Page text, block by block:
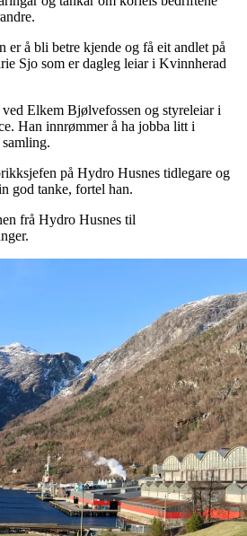
er å bli betre kjende og få eit andlet på
Sjo som er dagleg leiar i Kvinnherad
Elkem Bjølvefossen og styreleiar i
Han innrømmer å ha jobba litt i
på Hydro Husnes tidlegare og
god tanke, fortel han.
frå Hydro Husnes til